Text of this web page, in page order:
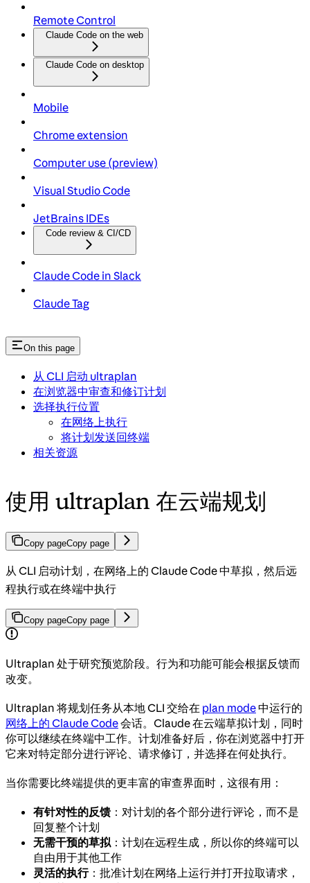
Remote Control
Claude Code on the web
Claude Code on desktop
Mobile
Chrome extension
Computer use (preview)
Visual Studio Code
JetBrains IDEs
Code review & CI/CD
Claude Code in Slack
Claude Tag
On this page
从 CLI 启动 ultraplan
在浏览器中审查和修订计划
选择执行位置
在网络上执行
将计划发送回终端
相关资源
使用 ultraplan 在云端规划
Copy pageCopy page
从 CLI 启动计划，在网络上的 Claude Code 中草拟，然后远
程执行或在终端中执行
Copy pageCopy page
Ultraplan 处于研究预览阶段。行为和功能可能会根据反馈而
改变。
Ultraplan 将规划任务从本地 CLI 交给在 plan mode中运行的
网络上的 Claude Code会话。Claude 在云端草拟计划，同时
你可以继续在终端中工作。计划准备好后，你在浏览器中打开
它来对特定部分进行评论、请求修订，并选择在何处执行。
当你需要比终端提供的更丰富的审查界面时，这很有用：
有针对性的反馈 ：对计划的各个部分进行评论，而不是
回复整个计划
无需干预的草拟：计划在远程生成，所以你的终端可以
自由用于其他工作
灵活的执行：批准计划在网络上运行并打开拉取请求，